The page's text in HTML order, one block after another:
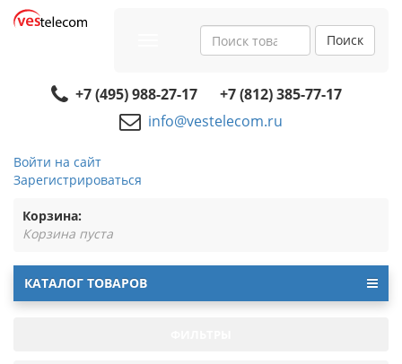
navigation
Поиск
+7 (495) 988-27-17
+7 (812) 385-77-17
info@vestelecom.ru
Войти на сайт
Зарегистрироваться
Корзина:
Корзина пуста
КАТАЛОГ ТОВАРОВ